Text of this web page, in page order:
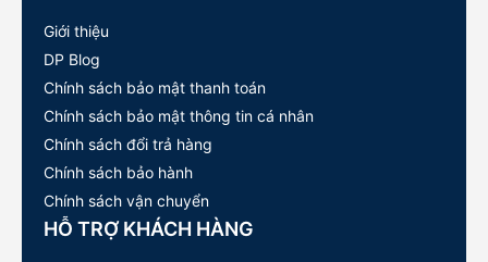
Giới thiệu
DP Blog
Chính sách bảo mật thanh toán
Chính sách bảo mật thông tin cá nhân
Chính sách đổi trả hàng
Chính sách bảo hành
Chính sách vận chuyển
HỖ TRỢ KHÁCH HÀNG